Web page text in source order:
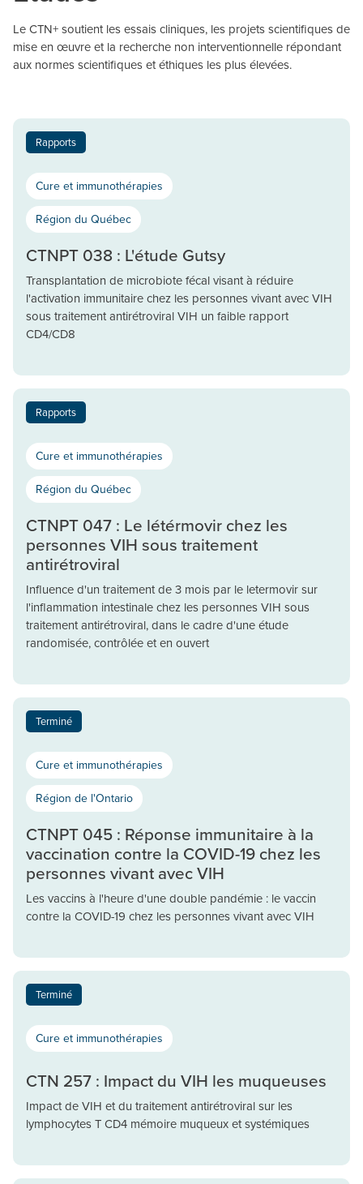
Le CTN+ soutient les essais cliniques, les projets scientifiques de
mise en œuvre et la recherche non interventionnelle répondant
aux normes scientifiques et éthiques les plus élevées.
Rapports
Cure et immunothérapies
Région du Québec
CTNPT 038 : L'étude Gutsy
Transplantation de microbiote fécal visant à réduire
l'activation immunitaire chez les personnes vivant avec VIH
sous traitement antirétroviral VIH un faible rapport
CD4/CD8
Rapports
Cure et immunothérapies
Région du Québec
CTNPT 047 : Le létérmovir chez les
personnes VIH sous traitement
antirétroviral
Influence d'un traitement de 3 mois par le letermovir sur
l'inflammation intestinale chez les personnes VIH sous
traitement antirétroviral, dans le cadre d'une étude
randomisée, contrôlée et en ouvert
Terminé
Cure et immunothérapies
Région de l'Ontario
CTNPT 045 : Réponse immunitaire à la
vaccination contre la COVID-19 chez les
personnes vivant avec VIH
Les vaccins à l'heure d'une double pandémie : le vaccin
contre la COVID-19 chez les personnes vivant avec VIH
Terminé
Cure et immunothérapies
CTN 257 : Impact du VIH les muqueuses
Impact de VIH et du traitement antirétroviral sur les
lymphocytes T CD4 mémoire muqueux et systémiques